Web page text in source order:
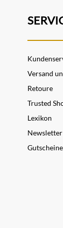
Versand
Retoure
Trusted
Lexikon
Newsletter
Gutscheine